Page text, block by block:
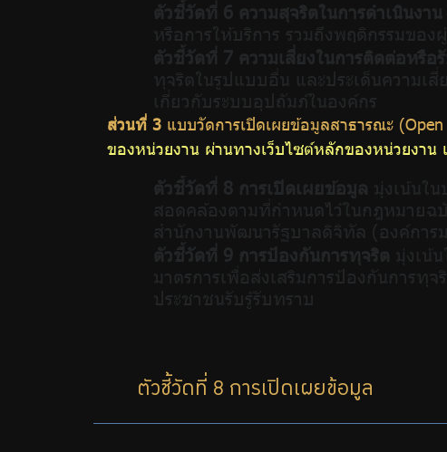
ITA
ตัวชี้วัดที่ 6 ความสุจริตในการดำเนินงาน
หรือการให้บริการ รวมถึงพฤติกรรมข
ตัวชี้วัดที่ 7 ความเสี่ยงในการติดต่อหรือ
ทุจริตในรูปแบบอื่น และประเด็นความเ
เกี่ยวกับระบบอุปถัมภ์ในองค์กร
ส่วนที่ 3 แบบวัดการเปิดเผยข้อมูลสาธารณะ
ของหน่วยงาน ผ่านทางเว็บไซต์หลักของหน่วยงาน
ตัวชี้วัดที่ 8 การเปิดเผยข้อมูล
มุ่งเน้นใ
สอดคล้องตามที่กำหนดไว้ในกฎหมายฉ
สำนักงานพัฒนารัฐบาลดิจิทัล (องค์การ
ตัวชี้วัดที่ 9 การป้องกันการทุจริต
มุ่งเน้
มาตรการเพื่อส่งเสริมการป้องกันการทุ
ประชาชนรับรู้รับทราบ
ตัวชี้วัดที่ 8 การเปิดเผยข้อมูล